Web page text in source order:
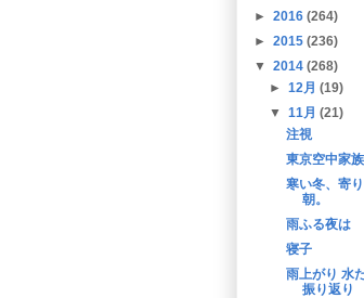
► 2016 (264)
► 2015 (236)
▼ 2014 (268)
►12月(19)
▼11月(21)
注視
東京空中家族
寒い冬、寄
朝。
雨ふる夜は
寝子
雨上がり 水
振り返り